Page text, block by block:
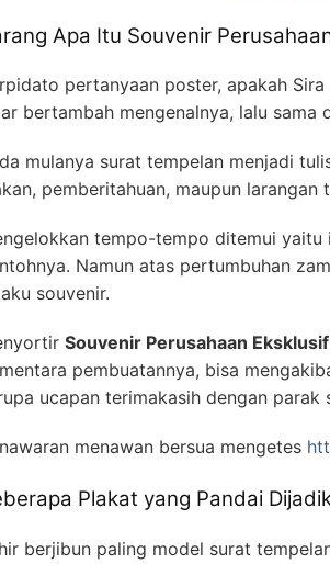
Apa Itu Souvenir
pertanyaan poster, apakah
bertambah mengenalnya, lalu sama
mulanya surat tempelan menjadi
pemberitahuan, maupun larangan
tempo-tempo ditemui yaitu
Namun atas pertumbuhan
souvenir.
Souvenir Perusahaan
pembuatannya, bisa
ucapan terimakasih dengan parak
menawan bersua mengetes
Plakat yang Pandai
berjibun paling model surat